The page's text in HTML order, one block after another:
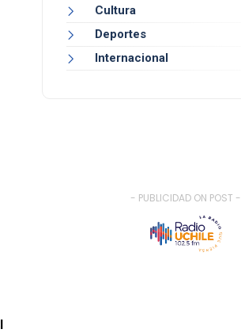
Cultura
Deportes
Internacional
- PUBLICIDAD ON POST -